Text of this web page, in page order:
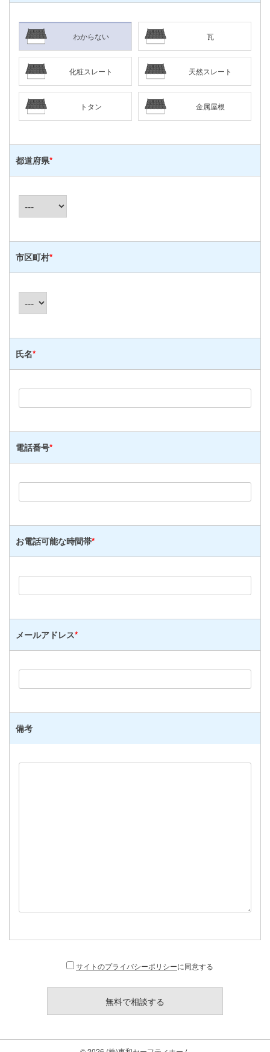
わからない 瓦
化粧スレート 天然スレート
トタン 金属屋根
都道府県*
市区町村*
氏名*
電話番号*
お電話可能な時間帯*
メールアドレス*
備考
サイトのプライバシーポリシーに同意する